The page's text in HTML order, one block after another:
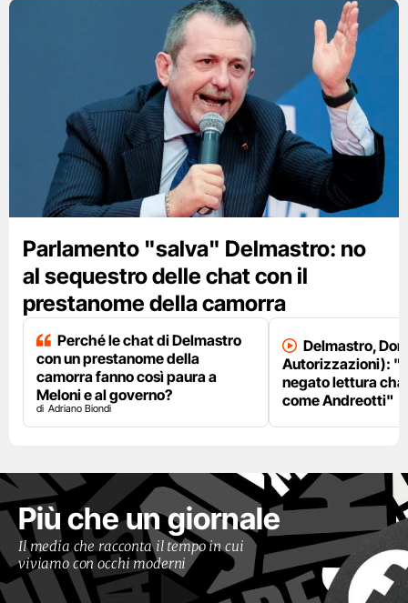
Parlamento "salva" Delmastro: no
al sequestro delle chat con il
prestanome della camorra
Perché le chat di Delmastro
con un prestanome della
camorra fanno così paura a
Meloni e al governo?
Adriano Biondi
Delmastro,
Autorizzazioni):
negato lettura
come Andreotti"
Più che un giornale
Il media che racconta il tempo in cui
viviamo con occhi moderni